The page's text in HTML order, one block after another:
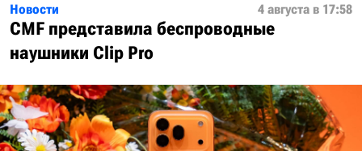
Новости 4 августа в 17:58
CMF представила беспроводные
наушники Clip Pro